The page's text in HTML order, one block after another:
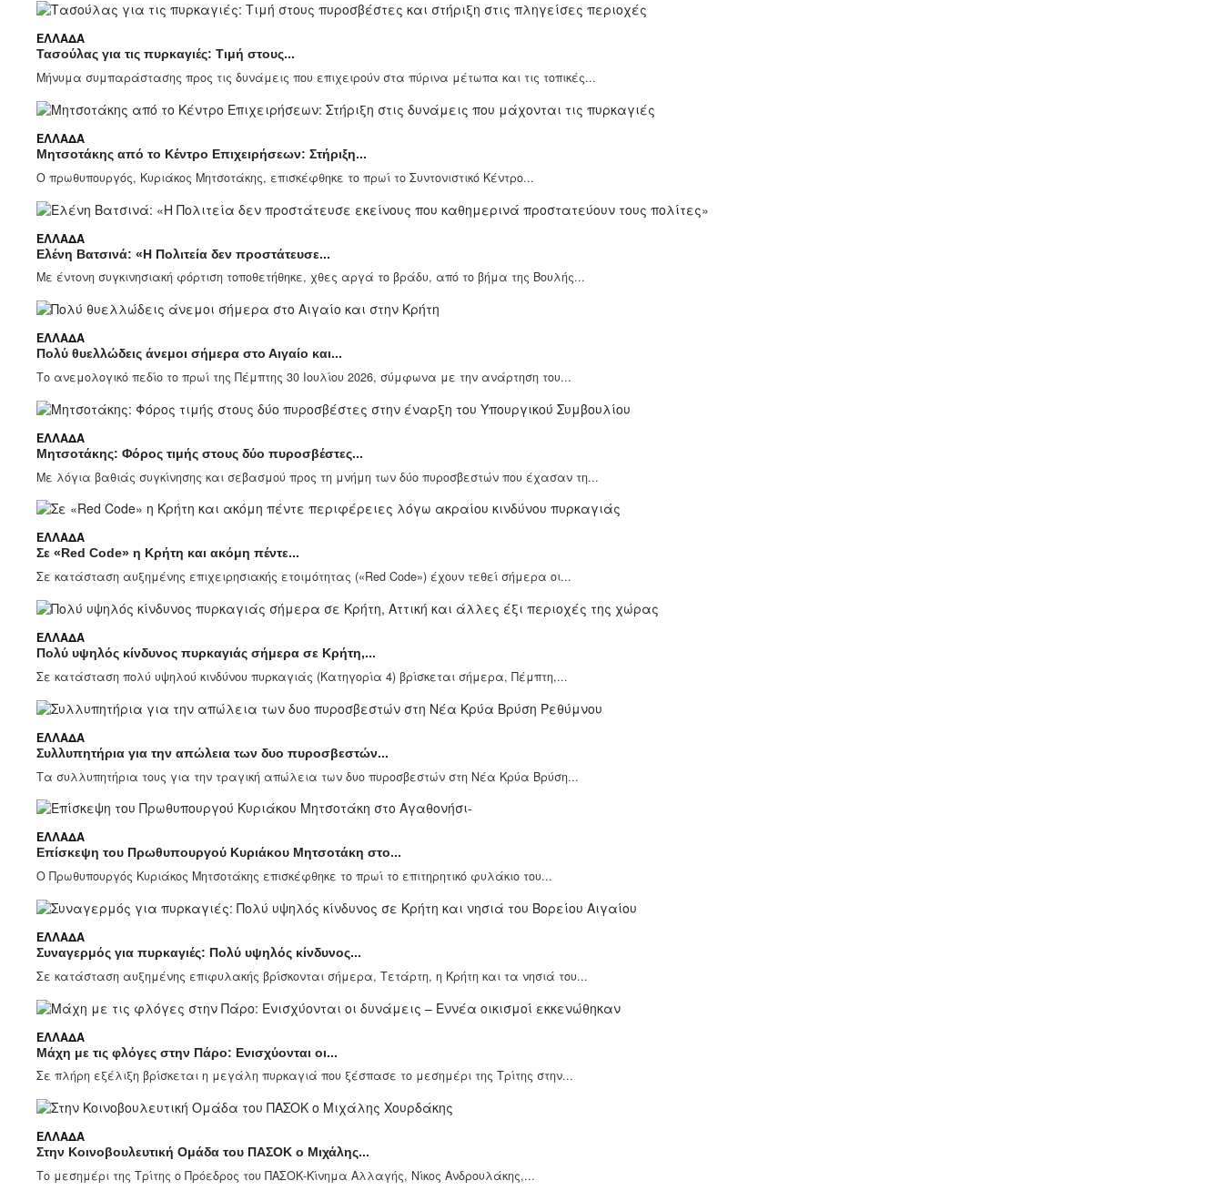
ΕΛΛΆΔΑ
Τασούλας για τις πυρκαγιές: Τιμή στους...
Μήνυμα συμπαράστασης προς τις δυνάμεις που επιχειρούν στα πύρινα μέτωπα και τις τοπικές...
ΕΛΛΆΔΑ
Μητσοτάκης από το Κέντρο Επιχειρήσεων: Στήριξη...
Ο πρωθυπουργός, Κυριάκος Μητσοτάκης, επισκέφθηκε το πρωί το Συντονιστικό Κέντρο...
ΕΛΛΆΔΑ
Ελένη Βατσινά: «Η Πολιτεία δεν προστάτευσε...
Με έντονη συγκινησιακή φόρτιση τοποθετήθηκε, χθες αργά το βράδυ, από το βήμα της Βουλής...
ΕΛΛΆΔΑ
Πολύ θυελλώδεις άνεμοι σήμερα στο Αιγαίο και...
Το ανεμολογικό πεδίο το πρωί της Πέμπτης 30 Ιουλίου 2026, σύμφωνα με την ανάρτηση του...
ΕΛΛΆΔΑ
Μητσοτάκης: Φόρος τιμής στους δύο πυροσβέστες...
Με λόγια βαθιάς συγκίνησης και σεβασμού προς τη μνήμη των δύο πυροσβεστών που έχασαν τη...
ΕΛΛΆΔΑ
Σε «Red Code» η Κρήτη και ακόμη πέντε...
Σε κατάσταση αυξημένης επιχειρησιακής ετοιμότητας («Red Code») έχουν τεθεί σήμερα οι...
ΕΛΛΆΔΑ
Πολύ υψηλός κίνδυνος πυρκαγιάς σήμερα σε Κρήτη,...
Σε κατάσταση πολύ υψηλού κινδύνου πυρκαγιάς (Κατηγορία 4) βρίσκεται σήμερα, Πέμπτη,...
ΕΛΛΆΔΑ
Συλλυπητήρια για την απώλεια των δυο πυροσβεστών...
Τα συλλυπητήρια τους για την τραγική απώλεια των δυο πυροσβεστών στη Νέα Κρύα Βρύση...
ΕΛΛΆΔΑ
Επίσκεψη του Πρωθυπουργού Κυριάκου Μητσοτάκη στο...
Ο Πρωθυπουργός Κυριάκος Μητσοτάκης επισκέφθηκε το πρωί το επιτηρητικό φυλάκιο του...
ΕΛΛΆΔΑ
Συναγερμός για πυρκαγιές: Πολύ υψηλός κίνδυνος...
Σε κατάσταση αυξημένης επιφυλακής βρίσκονται σήμερα, Τετάρτη, η Κρήτη και τα νησιά του...
ΕΛΛΆΔΑ
Μάχη με τις φλόγες στην Πάρο: Ενισχύονται οι...
Σε πλήρη εξέλιξη βρίσκεται η μεγάλη πυρκαγιά που ξέσπασε το μεσημέρι της Τρίτης στην...
ΕΛΛΆΔΑ
Στην Κοινοβουλευτική Ομάδα του ΠΑΣΟΚ ο Μιχάλης...
Το μεσημέρι της Τρίτης ο Πρόεδρος του ΠΑΣΟΚ-Κίνημα Αλλαγής, Νίκος Ανδρουλάκης,...